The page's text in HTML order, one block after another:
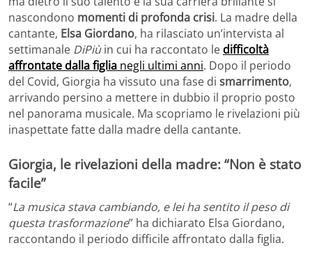
nascondono momenti di profonda crisi. La madre della
cantante, Elsa Giordano, ha rilasciato un’intervista al
settimanale DiPiùin cui ha raccontato le difficoltà
affrontate dalla figlia negli ultimi anni. Dopo il periodo
del Covid, Giorgia ha vissuto una fase di smarrimento,
arrivando persino a mettere in dubbio il proprio posto
nel panorama musicale. Ma scopriamo le rivelazioni più
inaspettate fatte dalla madre della cantante.
Giorgia, le rivelazioni della madre: “Non è stato
facile”
“La musica stava cambiando, e lei ha sentito il peso di
questa trasformazione” ha dichiarato Elsa Giordano,
raccontando il periodo difficile affrontato dalla figlia.